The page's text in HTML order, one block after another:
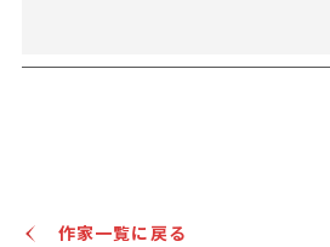
作家一覧に戻る